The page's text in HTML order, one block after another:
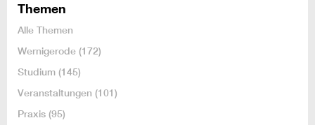
Themen
Alle Themen
Wernigerode (172)
Studium (145)
Veranstaltungen (101)
Praxis (95)